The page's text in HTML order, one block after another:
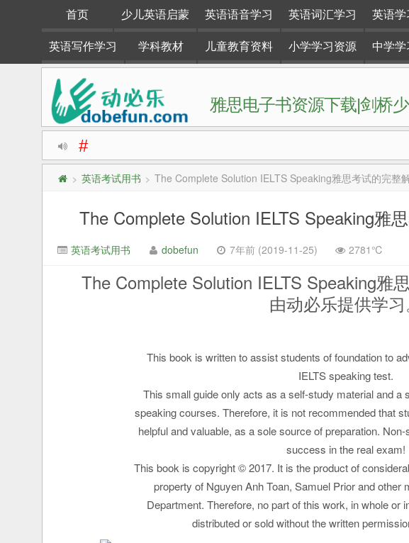
首页 少儿英语启蒙 英语语音学习 英语词汇学习 英语
英语写作学习
学科教材 儿童教育资料 小学学习资源 中学
雅思电子书资源下载|剑桥
#
动必乐dobefun是一个专注于英语学习资料整理分享的网站。
> 英语考试用书 > The Complete Solution IELTS Speaking雅思考试的完整
The Complete Solution IELTS Speaking雅
英语考试用书 dobefun 7年前 (2019-11-25) 2781℃
The Complete Solution IELTS Speaking雅
由动必乐提供学习
This book is written to assist students of foundation to
IELTS speaking test.
This small guide only acts as a self-study material and a
speaking courses. Therefore, it is not recommended that
helpful and valuable, as a sole source of preparation.
success in the real exam!
This book is copyright © 2017. It is the product of
property of Nguyen Anh Toan, Samuel Prior and other
Department. Therefore, no part of this work, in whole or
distributed or sold without the written